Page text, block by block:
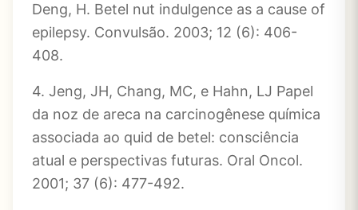
Deng, H. Betel nut indulgence as a cause of
epilepsy. Convulsão. 2003; 12 (6): 406-
408.
4. Jeng, JH, Chang, MC, e Hahn, LJ Papel
da noz de areca na carcinogênese química
associada ao quid de betel: consciência
atual e perspectivas futuras. Oral Oncol.
2001; 37 (6): 477-492.